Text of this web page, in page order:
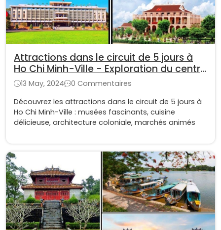
Attractions dans le circuit de 5 jours à
Ho Chi Minh-Ville - Exploration du centre
économique du Vietnam
13 May, 2024
0 Commentaires
Découvrez les attractions dans le circuit de 5 jours à
Ho Chi Minh-Ville : musées fascinants, cuisine
délicieuse, architecture coloniale, marchés animés